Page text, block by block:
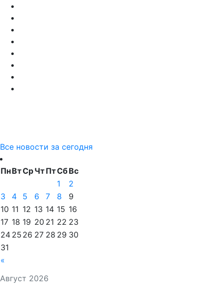
Все новости за сегодня
Август 2026
ПнВтСрЧтПтСбВс
«
1
2
3
4 5 6 7 8
9
10 11 12 13 14 15 16
17 18 19 20 21 22 23
24 25 26 27 28 29 30
31